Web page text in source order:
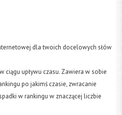
dla twoich docelowych słów
ciągu upływu czasu. Zawiera w sobie
po jakimś czasie, zwracanie
w rankingu w znaczącej liczbie